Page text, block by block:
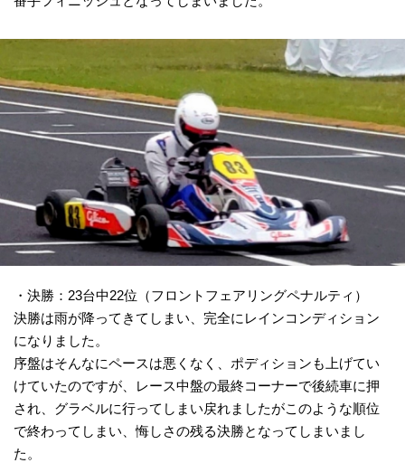
・決勝：23台中22位（フロントフェアリングペナルティ）
決勝は雨が降ってきてしまい、完全にレインコンディション
になりました。
序盤はそんなにペースは悪くなく、ポディションも上げてい
けていたのですが、レース中盤の最終コーナーで後続車に押
され、グラベルに行ってしまい戻れましたがこのような順位
で終わってしまい、悔しさの残る決勝となってしまいまし
た。